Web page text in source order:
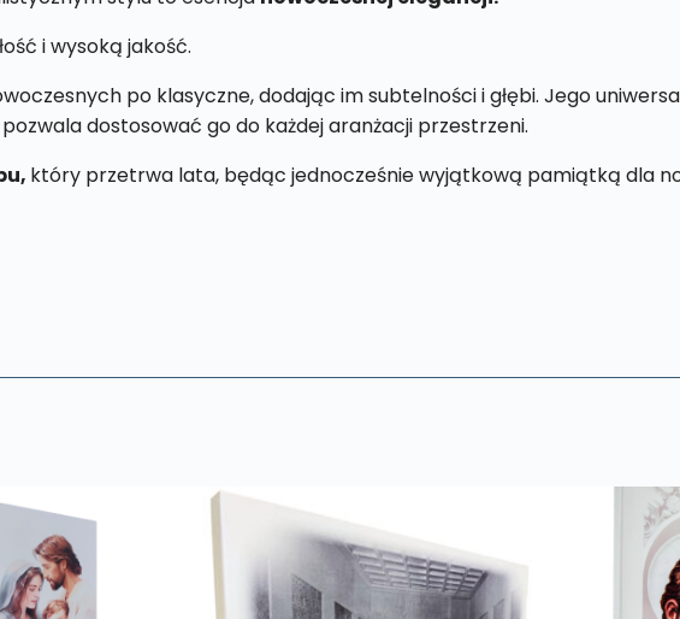
i wysoką jakość.
po klasyczne, dodając im subtelności i głębi. Jego
dostosować go do każdej aranżacji przestrzeni.
który przetrwa lata, będąc jednocześnie wyjątkową pamiątką dla